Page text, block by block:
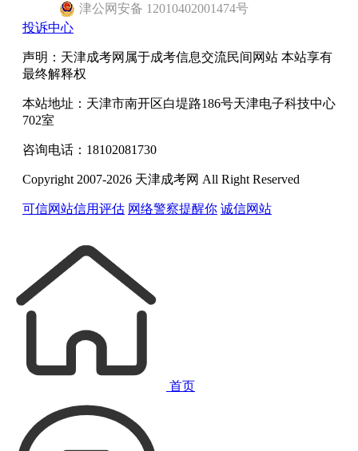
津公网安备 12010402001474号
投诉中心
声明：天津成考网属于成考信息交流民间网站 本站享有
最终解释权
本站地址：天津市南开区白堤路186号天津电子科技中心
702室
咨询电话：18102081730
Copyright 2007-2026 天津成考网 All Right Reserved
可信网站信用评估 网络警察提醒你 诚信网站
首页